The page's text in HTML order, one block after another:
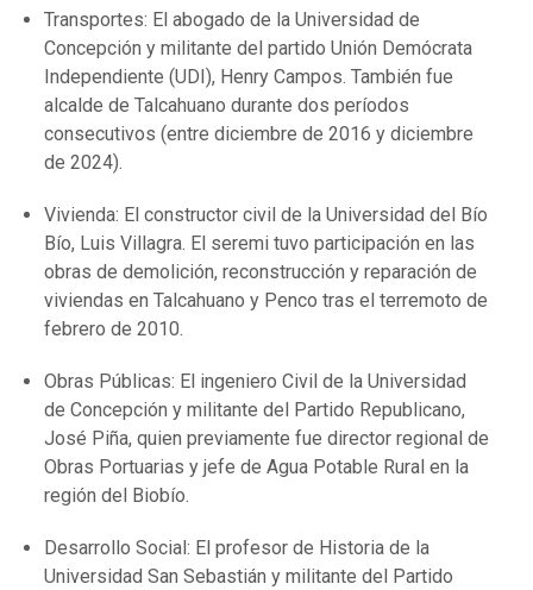
Transportes: El abogado de la Universidad de
Concepción y militante del partido Unión Demócrata
Independiente (UDI), Henry Campos. También fue
alcalde de Talcahuano durante dos períodos
consecutivos (entre diciembre de 2016 y diciembre
de 2024).
Vivienda: El constructor civil de la Universidad del Bío
Bío, Luis Villagra. El seremi tuvo participación en las
obras de demolición, reconstrucción y reparación de
viviendas en Talcahuano y Penco tras el terremoto de
febrero de 2010.
Obras Públicas: El ingeniero Civil de la Universidad
de Concepción y militante del Partido Republicano,
José Piña, quien previamente fue director regional de
Obras Portuarias y jefe de Agua Potable Rural en la
región del Biobío.
Desarrollo Social: El profesor de Historia de la
Universidad San Sebastián y militante del Partido